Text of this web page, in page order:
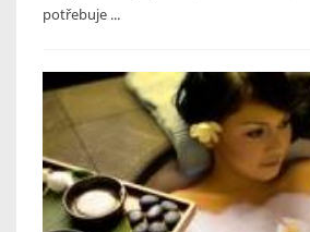
potřebuje ...